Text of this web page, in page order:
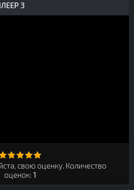
3
свою оценку. Количество
оценок: 1